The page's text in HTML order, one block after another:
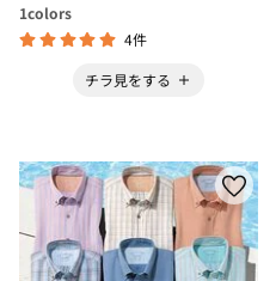
1colors
4件
チラ見をする